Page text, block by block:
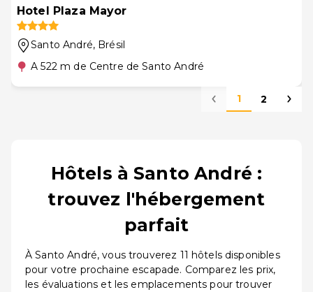
Hotel Plaza Mayor
Santo André, Brésil
A 522 m de Centre de Santo André
1 2
Hôtels à Santo André :
trouvez l'hébergement
parfait
À Santo André, vous trouverez 11 hôtels disponibles
pour votre prochaine escapade. Comparez les prix,
les évaluations et les emplacements pour trouver